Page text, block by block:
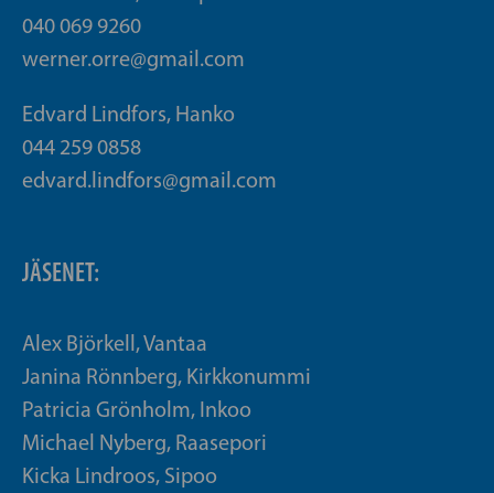
040 069 9260
werner.orre@gmail.com
Edvard Lindfors, Hanko
044 259 0858
edvard.lindfors@gmail.com
JÄSENET:
Alex Björkell, Vantaa
Janina Rönnberg, Kirkkonummi
Patricia Grönholm, Inkoo
Michael Nyberg, Raasepori
Kicka Lindroos, Sipoo